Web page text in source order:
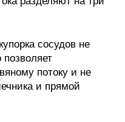
сосудов не
потоку и не
и прямой